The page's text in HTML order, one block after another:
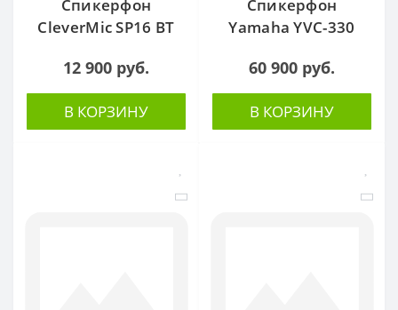
Спикерфон
CleverMic SP16 BT
12 900 руб.
В КОРЗИНУ
Спикерфон
Yamaha YVC-330
60 900 руб.
В КОРЗИНУ